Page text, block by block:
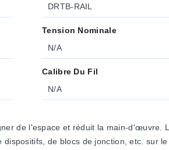
DRTB-RAIL
Tension Nominale
N/A
Calibre Du Fil
N/A
de l'espace et réduit la main-d'œuvre.
de blocs de jonction, etc. sur